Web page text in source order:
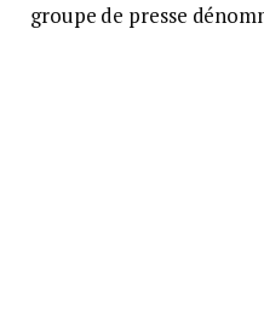
groupe de presse